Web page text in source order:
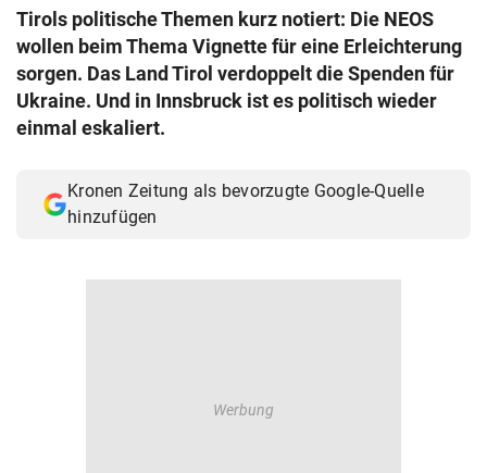
search
eingeben
Tirols politische Themen kurz notiert: Die NEOS
wollen beim Thema Vignette für eine Erleichterung
sorgen. Das Land Tirol verdoppelt die Spenden für
Ukraine. Und in Innsbruck ist es politisch wieder
einmal eskaliert.
Kronen Zeitung als bevorzugte Google-Quelle
hinzufügen